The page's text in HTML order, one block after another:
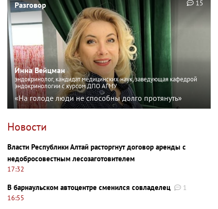
Разговор
Инна Вейцман
эндокринолог, кандидат медицинских наук, заведующая кафедрой
эндокринологии с курсом ДПО АГМУ
«На голоде люди не способны долго протянуть»
15
Новости
Власти Республики Алтай расторгнут договор аренды с
недобросовестным лесозаготовителем
17:32
В барнаульском автоцентре сменился совладелец
1
16:55